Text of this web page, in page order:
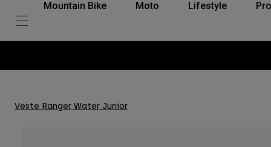
Mountain Bike Moto Lifestyle
Veste Ranger Water Junior